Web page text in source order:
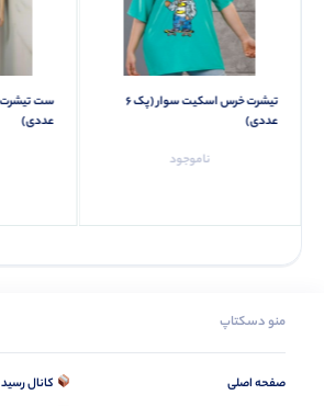
تيشرت خرس اسكيت سوار (پک 6
عددی)
ناموجود
عددی)
منو دسکتاپ
صفحه اصلی
کانال